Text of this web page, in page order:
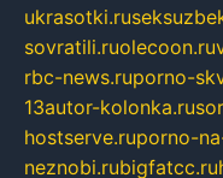
ukrasotki.ru
sovratili.ruolecoon.ru
rbc-news.ruporno-
13autor-kolonka.ru
hostserve.ruporno-
neznobi.rubigfatcc.ru